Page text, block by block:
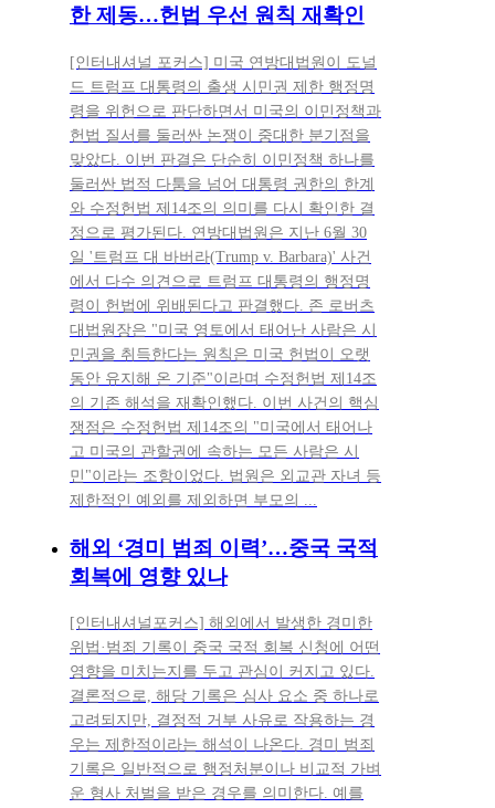
한 제동…헌법 우선 원칙 재확인
[인터내셔널 포커스] 미국 연방대법원이 도널
드 트럼프 대통령의 출생 시민권 제한 행정명
령을 위헌으로 판단하면서 미국의 이민정책과
헌법 질서를 둘러싼 논쟁이 중대한 분기점을
맞았다. 이번 판결은 단순히 이민정책 하나를
둘러싼 법적 다툼을 넘어 대통령 권한의 한계
와 수정헌법 제14조의 의미를 다시 확인한 결
정으로 평가된다. 연방대법원은 지난 6월 30
일 '트럼프 대 바버라(Trump v. Barbara)' 사건
에서 다수 의견으로 트럼프 대통령의 행정명
령이 헌법에 위배된다고 판결했다. 존 로버츠
대법원장은 "미국 영토에서 태어난 사람은 시
민권을 취득한다는 원칙은 미국 헌법이 오랫
동안 유지해 온 기준"이라며 수정헌법 제14조
의 기존 해석을 재확인했다. 이번 사건의 핵심
쟁점은 수정헌법 제14조의 "미국에서 태어나
고 미국의 관할권에 속하는 모든 사람은 시
민"이라는 조항이었다. 법원은 외교관 자녀 등
제한적인 예외를 제외하면 부모의 ...
해외 ‘경미 범죄 이력’…중국 국적
회복에 영향 있나
[인터내셔널포커스] 해외에서 발생한 경미한
위법·범죄 기록이 중국 국적 회복 신청에 어떤
영향을 미치는지를 두고 관심이 커지고 있다.
결론적으로, 해당 기록은 심사 요소 중 하나로
고려되지만, 결정적 거부 사유로 작용하는 경
우는 제한적이라는 해석이 나온다. 경미 범죄
기록은 일반적으로 행정처분이나 비교적 가벼
운 형사 처벌을 받은 경우를 의미한다. 예를